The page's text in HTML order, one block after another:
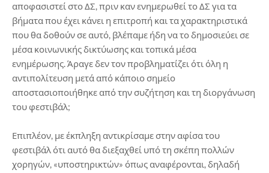
αποφασιστεί στο ΔΣ, πριν καν ενημερωθεί το ΔΣ για τα
βήματα που έχει κάνει η επιτροπή και τα χαρακτηριστικά
που θα δοθούν σε αυτό, βλέπαμε ήδη να το δημοσιεύει σε
μέσα κοινωνικής δικτύωσης και τοπικά μέσα
ενημέρωσης. Άραγε δεν τον προβληματίζει ότι όλη η
αντιπολίτευση μετά από κάποιο σημείο
αποστασιοποιήθηκε από την συζήτηση και τη διοργάνωση
του φεστιβάλ;
Επιπλέον, με έκπληξη αντικρίσαμε στην αφίσα του
φεστιβάλ ότι αυτό θα διεξαχθεί υπό τη σκέπη πολλών
χορηγών, «υποστηρικτών» όπως αναφέρονται, δηλαδή